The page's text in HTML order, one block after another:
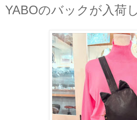
YABOのバックが入荷